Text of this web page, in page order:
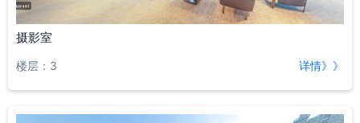
摄影室
楼层：3 详情》》